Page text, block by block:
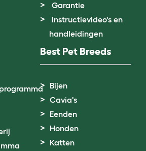
Garantie
Instructievideo's en
handleidingen
Best Pet Breeds
Bijen
Cavia's
Eenden
Honden
Katten